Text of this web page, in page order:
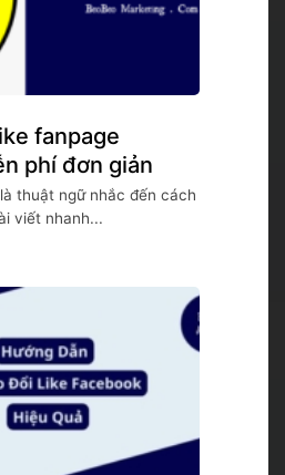
fanpage
phí đơn giản
thuật ngữ nhắc đến cách
viết nhanh...